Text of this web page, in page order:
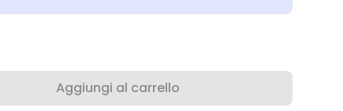
Aggiungi al carrello